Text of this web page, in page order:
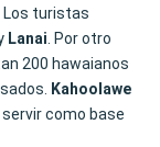
Los turistas
Lanai. Por otro
200 hawaianos
Kahoolawe
como base